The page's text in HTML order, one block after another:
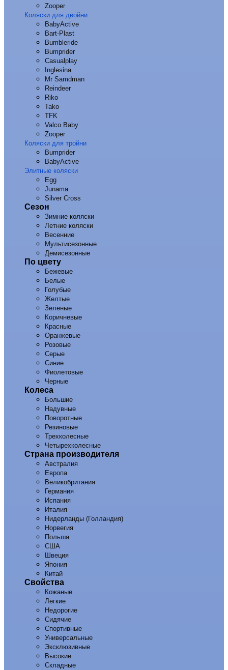
Zooper
Коляски для двойни
BabyActive
Bart-Plast
Bumbleride
Bumprider
Casualplay
Inglesina
Mr Samdman
Reindeer
Riko
Tako
TFK
Valco Baby
Zooper
Коляски для тройни
Bumprider
BabyActive
Элитные коляски
Egg
Junama
Silver Cross
Сезон
Зимние коляски
Летние коляски
Весенние
Мультисезонные
Демисезонные
По цвету
Бежевые
Белые
Голубые
Желтые
Зеленые
Коричневые
Красные
Оранжевые
Розовые
Серые
Синие
Фиолетовые
Черные
Колеса
Большие
Надувные
Поворотные
Резиновые
Трехколесные
Четырехколесные
Страна производителя
Австралия
Европа
Великобритания
Германия
Испания
Италия
Нидерланды (Голландия)
Норвегия
Польша
США
Швеция
Япония
Китай
Свойства
Кожаные
Легкие
Недорогие
Сидячие
Спортивные
Универсальные
Эксклюзивные
Высокие
Складные